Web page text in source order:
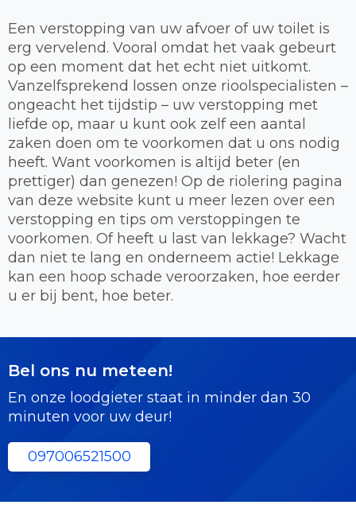
Een verstopping van uw afvoer of uw toilet is
erg vervelend. Vooral omdat het vaak gebeurt
op een moment dat het echt niet uitkomt.
Vanzelfsprekend lossen onze rioolspecialisten –
ongeacht het tijdstip – uw verstopping met
liefde op, maar u kunt ook zelf een aantal
zaken doen om te voorkomen dat u ons nodig
heeft. Want voorkomen is altijd beter (en
prettiger) dan genezen! Op de riolering pagina
van deze website kunt u meer lezen over een
verstopping en tips om verstoppingen te
voorkomen. Of heeft u last van lekkage? Wacht
dan niet te lang en onderneem actie! Lekkage
kan een hoop schade veroorzaken, hoe eerder
u er bij bent, hoe beter.
Bel ons nu meteen!
En onze loodgieter staat in minder dan 30
minuten voor uw deur!
097006521500